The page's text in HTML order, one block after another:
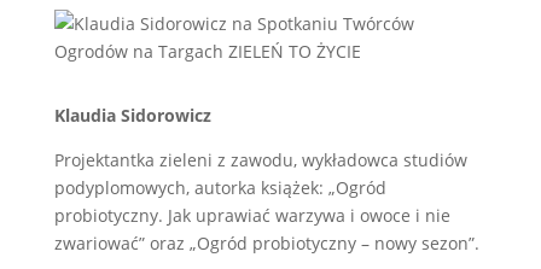
Klaudia Sidorowicz
Projektantka zieleni z zawodu, wykładowca studiów
podyplomowych, autorka książek: „Ogród
probiotyczny. Jak uprawiać warzywa i owoce i nie
zwariować” oraz „Ogród probiotyczny – nowy sezon”.